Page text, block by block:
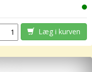
Læg i kurven